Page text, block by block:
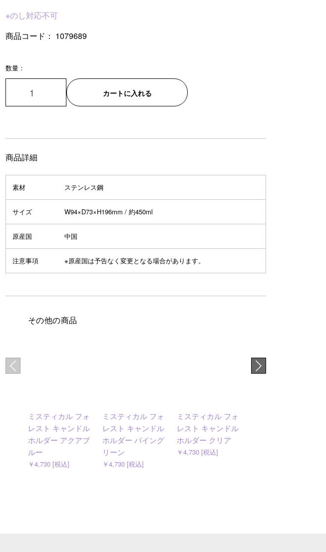
※のし対応不可
商品コード： 1079689
数量：
カートに入れる
商品詳細
素材 ステンレス鋼
サイズ W94×D73×H196mm / 約450ml
原産国 中国
注意事項 ※原産国は予告なく変更となる場合があります。
その他の商品
ミスティカル フォ
レスト キャンドル
ホルダー アクアブ
ルー
￥4,730 [税込]
ミスティカル フォ
レスト キャンドル
ホルダー パイング
リーン
￥4,730 [税込]
ミスティカル フォ
レスト キャンドル
ホルダー クリア
￥4,730 [税込]